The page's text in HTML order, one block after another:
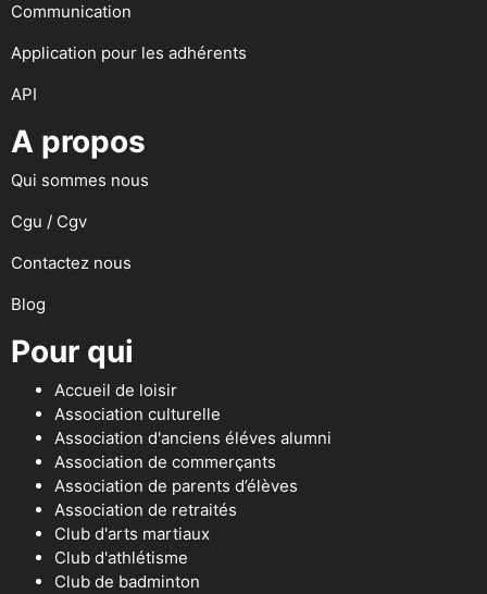
Communication
Application pour les adhérents
API
A propos
Qui sommes nous
Cgu / Cgv
Contactez nous
Blog
Pour qui
Accueil de loisir
Association culturelle
Association d'anciens éléves alumni
Association de commerçants
Association de parents d’élèves
Association de retraités
Club d'arts martiaux
Club d'athlétisme
Club de badminton